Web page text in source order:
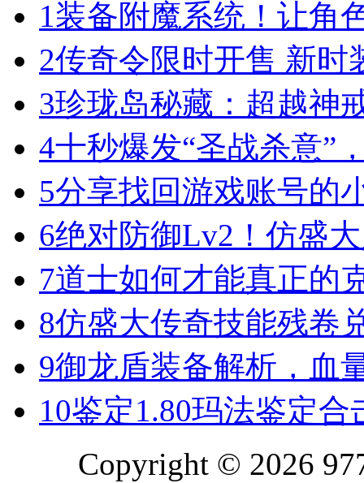
1装备附魔系统！让角
2传奇令限时开售 新时
3珍珑岛秘藏：超越神
4十秒爆发“圣战杀意”
5分享找回游戏账号的
6绝对防御Lv2！仿盛
7道士如何才能真正的
8仿盛大传奇技能残卷
9御龙盾装备解析，血
10鉴定1.80玛法鉴定
Copyright © 2026